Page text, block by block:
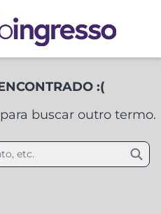
:(
buscar outro termo.
etc.